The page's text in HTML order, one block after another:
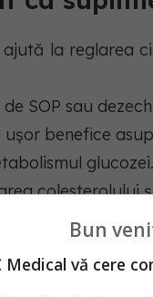
ajută la reglarea
SOP sau
benefice
glucozei.
colesterolului
polichistice ovare
Bun
Medical vă cere